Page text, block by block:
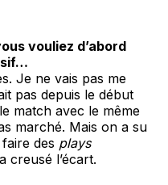
vouliez d’abord
Je ne vais pas me
pas depuis le début
match avec le même
marché. Mais on a su
des plays
creusé l’écart.